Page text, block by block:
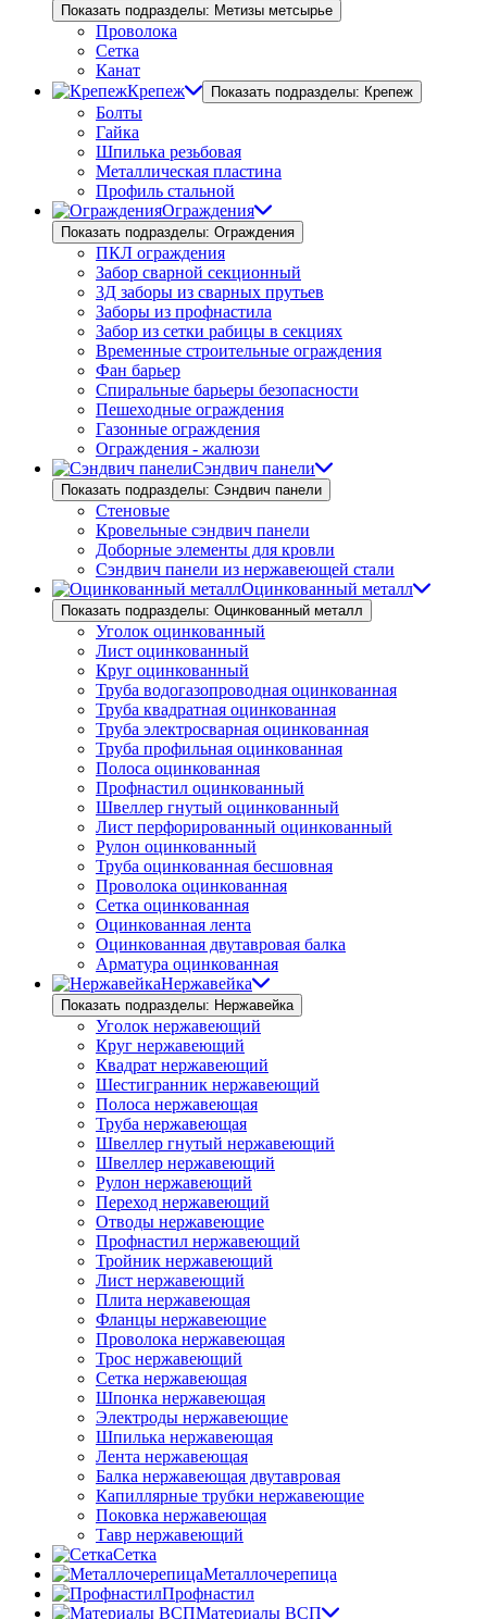
Показать подразделы: Метизы метсырье
Проволока
Сетка
Канат
Крепеж
Показать подразделы: Крепеж
Болты
Гайка
Шпилька резьбовая
Металлическая пластина
Профиль стальной
Ограждения
Показать подразделы: Ограждения
ПКЛ ограждения
Забор сварной секционный
3Д заборы из сварных прутьев
Заборы из профнастила
Забор из сетки рабицы в секциях
Временные строительные ограждения
Фан барьер
Спиральные барьеры безопасности
Пешеходные ограждения
Газонные ограждения
Ограждения - жалюзи
Сэндвич панели
Показать подразделы: Сэндвич панели
Стеновые
Кровельные сэндвич панели
Доборные элементы для кровли
Сэндвич панели из нержавеющей стали
Оцинкованный металл
Показать подразделы: Оцинкованный металл
Уголок оцинкованный
Лист оцинкованный
Круг оцинкованный
Труба водогазопроводная оцинкованная
Труба квадратная оцинкованная
Труба электросварная оцинкованная
Труба профильная оцинкованная
Полоса оцинкованная
Профнастил оцинкованный
Швеллер гнутый оцинкованный
Лист перфорированный оцинкованный
Рулон оцинкованный
Труба оцинкованная бесшовная
Проволока оцинкованная
Сетка оцинкованная
Оцинкованная лента
Оцинкованная двутавровая балка
Арматура оцинкованная
Нержавейка
Показать подразделы: Нержавейка
Уголок нержавеющий
Круг нержавеющий
Квадрат нержавеющий
Шестигранник нержавеющий
Полоса нержавеющая
Труба нержавеющая
Швеллер гнутый нержавеющий
Швеллер нержавеющий
Рулон нержавеющий
Переход нержавеющий
Отводы нержавеющие
Профнастил нержавеющий
Тройник нержавеющий
Лист нержавеющий
Плита нержавеющая
Фланцы нержавеющие
Проволока нержавеющая
Трос нержавеющий
Сетка нержавеющая
Шпонка нержавеющая
Электроды нержавеющие
Шпилька нержавеющая
Лента нержавеющая
Балка нержавеющая двутавровая
Капиллярные трубки нержавеющие
Поковка нержавеющая
Тавр нержавеющий
Сетка
Металлочерепица
Профнастил
Материалы ВСП